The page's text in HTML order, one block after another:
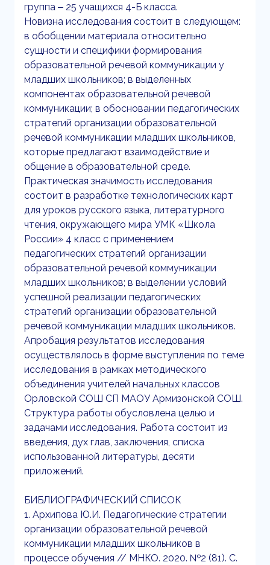
группа ‒ 25 учащихся 4-Б класса.
Новизна исследования состоит в следующем:
в обобщении материала относительно
сущности и специфики формирования
образовательной речевой коммуникации у
младших школьников; в выделенных
компонентах образовательной речевой
коммуникации; в обосновании педагогических
стратегий организации образовательной
речевой коммуникации младших школьников,
которые предлагают взаимодействие и
общение в образовательной среде.
Практическая значимость исследования
состоит в разработке технологических карт
для уроков русского языка, литературного
чтения, окружающего мира УМК «Школа
России» 4 класс с применением
педагогических стратегий организации
образовательной речевой коммуникации
младших школьников; в выделении условий
успешной реализации педагогических
стратегий организации образовательной
речевой коммуникации младших школьников.
Апробация результатов исследования
осуществлялось в форме выступления по теме
исследования в рамках методического
объединения учителей начальных классов
Орловской СОШ СП МАОУ Армизонской СОШ.
Структура работы обусловлена целью и
задачами исследования. Работа состоит из
введения, дух глав, заключения, списка
использованной литературы, десяти
приложений.
БИБЛИОГРАФИЧЕСКИЙ СПИСОК
1. Архипова Ю.И. Педагогические стратегии
организации образовательной речевой
коммуникации младших школьников в
процессе обучения // МНКО. 2020. №2 (81). С.